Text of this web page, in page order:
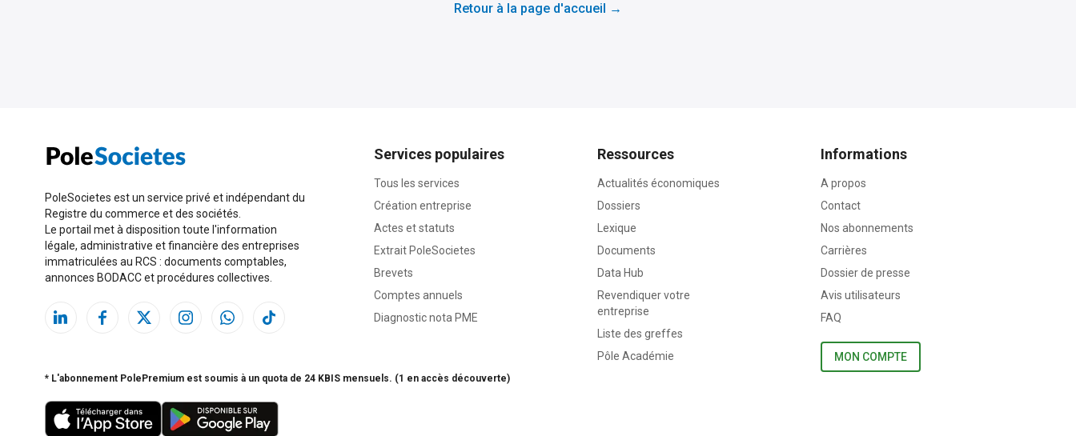
Retour à la page d'accueil →
PoleSocietes est un service privé et indépendant du
Registre du commerce et des sociétés.
Le portail met à disposition toute l'information
légale, administrative et financière des entreprises
immatriculées au RCS : documents comptables,
annonces BODACC et procédures collectives.
Services populaires
Tous les services
Création entreprise
Actes et statuts
Extrait PoleSocietes
Brevets
Comptes annuels
Diagnostic nota PME
Ressources
Actualités économiques
Dossiers
Lexique
Documents
Data Hub
Revendiquer votre
entreprise
Liste des greffes
Pôle Académie
Informations
A propos
Contact
Nos abonnements
Carrières
Dossier de presse
Avis utilisateurs
FAQ
MON COMPTE
* L'abonnement PolePremium est soumis à un quota de 24 KBIS mensuels. (1 en accès découverte)